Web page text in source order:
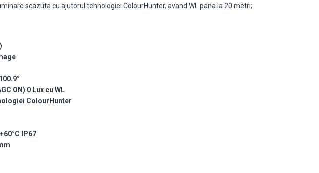
scazuta cu ajutorul tehnologiei ColourHunter, avand WL pana la 20 metri;
ON) 0 Lux cu WL
ColourHunter
IP67